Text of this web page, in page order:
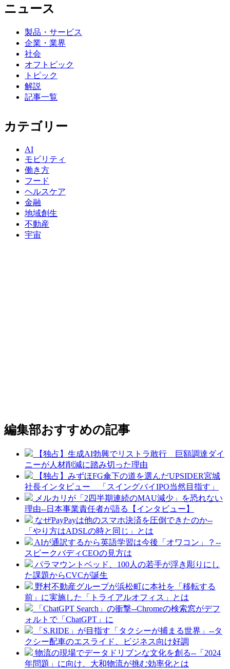
ニュース
製品・サービス
企業・業界
社会
オフトピック
トピック
解説
記事一覧
カテゴリー
AI
モビリティ
働き方
フード
ヘルスケア
金融
地域創生
不動産
宇宙
編集部おすすめの記事
【独占】生成AI勃興でリストラ敢行 巨額調達ダイ
ニーが人材削減に踏み切った理由
【独占】みずほFG傘下の道を選んだUPSIDER宮城
社長インタビュー 「スイングバイIPO当然目指す」
メルカリが「2四半期連続のMAU減少」を恐れない
理由--日本事業責任者が語る【インタビュー】
なぜPayPayは他のスマホ決済を圧倒できたのか--
「やり方はADSLの時と同じ」とは
AIが通訳するから英語学習は今後「オワコン」？--
スピークバディCEOの見方は
パラマウントベッド、100人の若手が浮き彫りにし
た課題からCVCが誕生
野村不動産グループが浜松町に本社を「移転する
前」に実施した「トライアルオフィス」とは
「ChatGPT Search」の衝撃--Chromeの検索窓がデフ
ォルトで「ChatGPT」に
「S.RIDE」が目指す「タクシーが捕まる世界」--タ
クシー配車のエスライド、ビジネス向け好調
物流の現場でデータドリブンな文化を創る--「2024
年問題」に向け、大和物流が挑む効率化とは